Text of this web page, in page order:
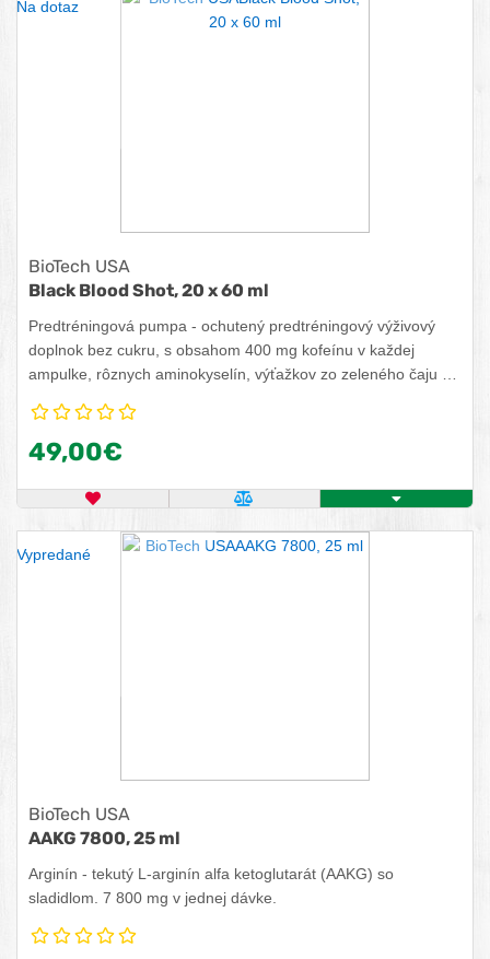
Na dotaz
BioTech USA
Black Blood Shot, 20 x 60 ml
Predtréningová pumpa - ochutený predtréningový výživový
doplnok bez cukru, s obsahom 400 mg kofeínu v každej
ampulke, rôznych aminokyselín, výťažkov zo zeleného čaju a
49,00€
OBĽÚBENÝ PRODUKTPOROVNAŤ PRODUKT
KÚPIŤ
Vypredané
BioTech USA
AAKG 7800, 25 ml
Arginín - tekutý L-arginín alfa ketoglutarát (AAKG) so
sladidlom. 7 800 mg v jednej dávke.